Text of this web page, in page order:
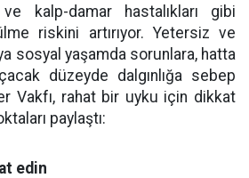
kalp-damar hastalıkları gibi
riskini artırıyor. Yetersiz ve
sosyal yaşamda sorunlara, hatta
düzeyde dalgınlığa sebep
Vakfı, rahat bir uyku için dikkat
paylaştı:
edin